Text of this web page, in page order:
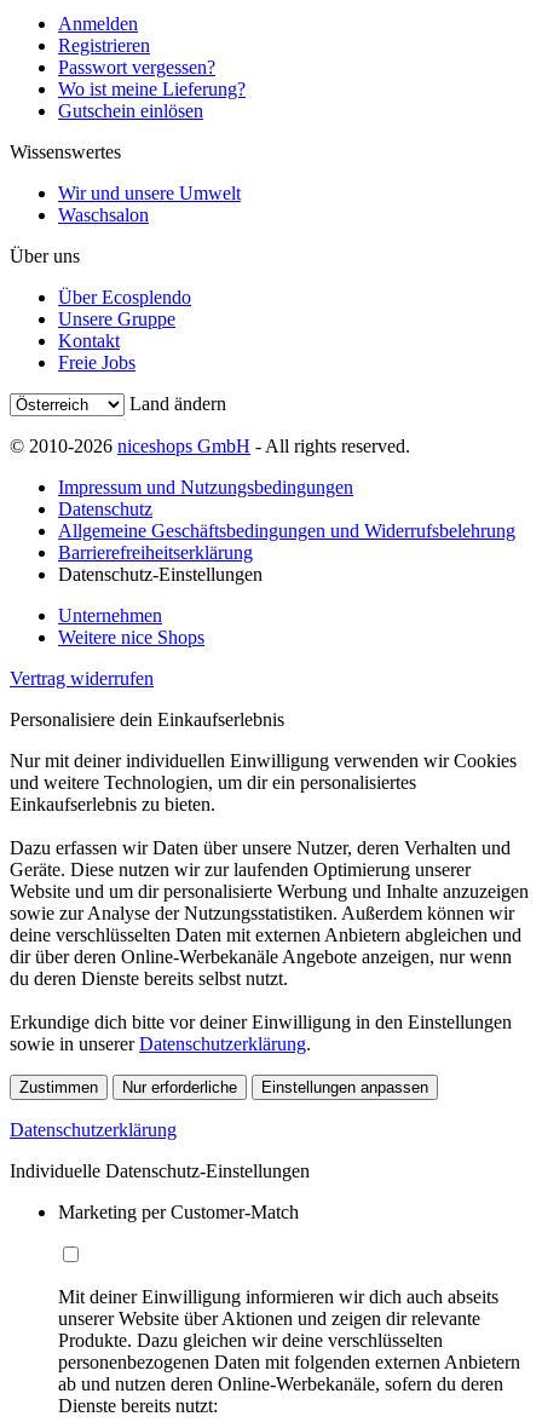
Anmelden
Registrieren
Passwort vergessen?
Wo ist meine Lieferung?
Gutschein einlösen
Wissenswertes
Wir und unsere Umwelt
Waschsalon
Über uns
Über Ecosplendo
Unsere Gruppe
Kontakt
Freie Jobs
Land ändern
© 2010-2026 niceshops GmbH - All rights reserved.
Impressum und Nutzungsbedingungen
Datenschutz
Allgemeine Geschäftsbedingungen und Widerrufsbelehrung
Barrierefreiheitserklärung
Datenschutz-Einstellungen
Unternehmen
Weitere nice Shops
Vertrag widerrufen
Personalisiere dein Einkaufserlebnis
Nur mit deiner individuellen Einwilligung verwenden wir Cookies
und weitere Technologien, um dir ein personalisiertes
Einkaufserlebnis zu bieten.
Dazu erfassen wir Daten über unsere Nutzer, deren Verhalten und
Geräte. Diese nutzen wir zur laufenden Optimierung unserer
Website und um dir personalisierte Werbung und Inhalte anzuzeigen
sowie zur Analyse der Nutzungsstatistiken. Außerdem können wir
deine verschlüsselten Daten mit externen Anbietern abgleichen und
dir über deren Online-Werbekanäle Angebote anzeigen, nur wenn
du deren Dienste bereits selbst nutzt.
Erkundige dich bitte vor deiner Einwilligung in den Einstellungen
sowie in unsererDatenschutzerklärung.
Zustimmen Nur erforderliche Einstellungen anpassen
Datenschutzerklärung
Individuelle Datenschutz-Einstellungen
Marketing per Customer-Match
Mit deiner Einwilligung informieren wir dich auch abseits
unserer Website über Aktionen und zeigen dir relevante
Produkte. Dazu gleichen wir deine verschlüsselten
personenbezogenen Daten mit folgenden externen Anbietern
ab und nutzen deren Online-Werbekanäle, sofern du deren
Dienste bereits nutzt: